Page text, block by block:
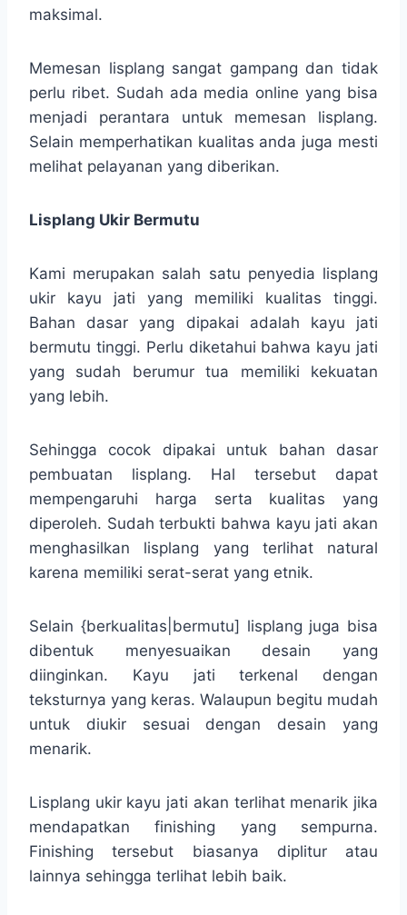
maksimal.
Memesan lisplang sangat gampang dan tidak
perlu ribet. Sudah ada media online yang bisa
menjadi perantara untuk memesan lisplang.
Selain memperhatikan kualitas anda juga mesti
melihat pelayanan yang diberikan.
Lisplang Ukir Bermutu
Kami merupakan salah satu penyedia lisplang
ukir kayu jati yang memiliki kualitas tinggi.
Bahan dasar yang dipakai adalah kayu jati
bermutu tinggi. Perlu diketahui bahwa kayu jati
yang sudah berumur tua memiliki kekuatan
yang lebih.
Sehingga cocok dipakai untuk bahan dasar
pembuatan lisplang. Hal tersebut dapat
mempengaruhi harga serta kualitas yang
diperoleh. Sudah terbukti bahwa kayu jati akan
menghasilkan lisplang yang terlihat natural
karena memiliki serat-serat yang etnik.
Selain {berkualitas|bermutu] lisplang juga bisa
dibentuk menyesuaikan desain yang
diinginkan. Kayu jati terkenal dengan
teksturnya yang keras. Walaupun begitu mudah
untuk diukir sesuai dengan desain yang
menarik.
Lisplang ukir kayu jati akan terlihat menarik jika
mendapatkan finishing yang sempurna.
Finishing tersebut biasanya diplitur atau
lainnya sehingga terlihat lebih baik.